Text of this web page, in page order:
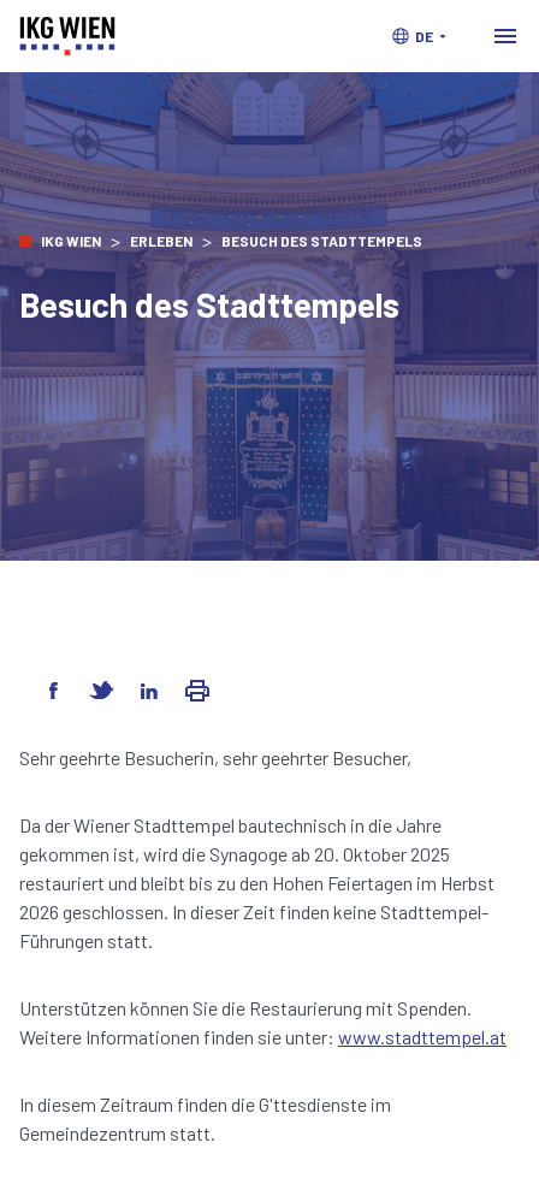
DE
IKG WIEN > ERLEBEN > BESUCH DES STADTTEMPELS
Besuch des Stadttempels
Sehr geehrte Besucherin, sehr geehrter Besucher,
Da der Wiener Stadttempel bautechnisch in die Jahre
gekommen ist, wird die Synagoge ab 20. Oktober 2025
restauriert und bleibt bis zu den Hohen Feiertagen im Herbst
2026 geschlossen. In dieser Zeit finden keine Stadttempel-
Führungen statt.
Unterstützen können Sie die Restaurierung mit Spenden.
Weitere Informationen finden sie unter: www.stadttempel.at
In diesem Zeitraum finden die G'ttesdienste im
Gemeindezentrum statt.